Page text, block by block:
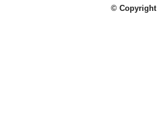
© Copyright